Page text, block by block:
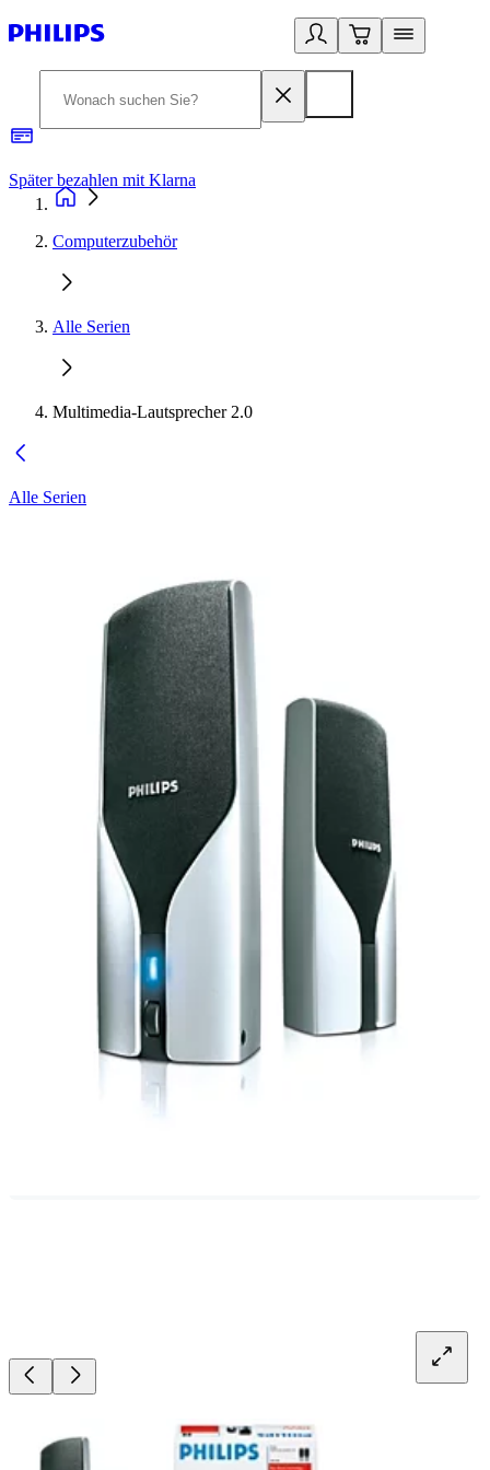
Später bezahlen mit Klarna
Computerzubehör
Alle Serien
Multimedia-Lautsprecher 2.0
Alle Serien